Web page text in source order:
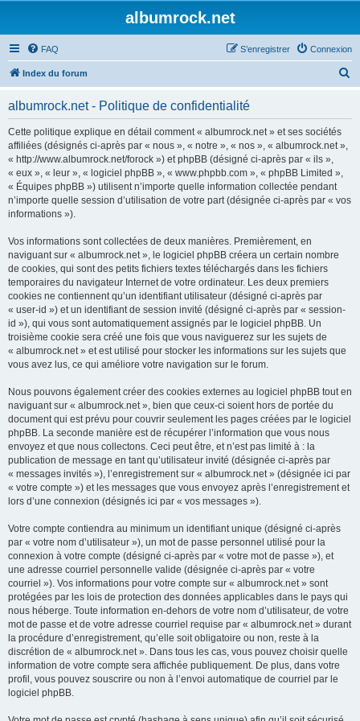
albumrock.net
FAQ Connexion
S’enregistrer
Index du forum
albumrock.net - Politique de confidentialité
Cette politique explique en détail comment « albumrock.net » et ses sociétés
affiliées (désignés ci-après par « nous », « notre », « nos », « albumrock.net »,
« http://www.albumrock.net/forock ») et phpBB (désigné ci-après par « ils »,
« eux », « leur », « logiciel phpBB », « www.phpbb.com », « phpBB Limited »,
« Équipes phpBB ») utilisent n’importe quelle information collectée pendant
n’importe quelle session d’utilisation de votre part (désignée ci-après par « vos
informations »).
Vos informations sont collectées de deux manières. Premièrement, en
naviguant sur « albumrock.net », le logiciel phpBB créera un certain nombre
de cookies, qui sont des petits fichiers textes téléchargés dans les fichiers
temporaires du navigateur Internet de votre ordinateur. Les deux premiers
cookies ne contiennent qu’un identifiant utilisateur (désigné ci-après par
« user-id ») et un identifiant de session invité (désigné ci-après par « session-
id »), qui vous sont automatiquement assignés par le logiciel phpBB. Un
troisième cookie sera créé une fois que vous naviguerez sur les sujets de
« albumrock.net » et est utilisé pour stocker les informations sur les sujets que
vous avez lus, ce qui améliore votre navigation sur le forum.
Nous pouvons également créer des cookies externes au logiciel phpBB tout en
naviguant sur « albumrock.net », bien que ceux-ci soient hors de portée du
document qui est prévu pour couvrir seulement les pages créées par le logiciel
phpBB. La seconde manière est de récupérer l’information que vous nous
envoyez et que nous collectons. Ceci peut être, et n’est pas limité à : la
publication de message en tant qu’utilisateur invité (désignée ci-après par
« messages invités »), l’enregistrement sur « albumrock.net » (désignée ici par
« votre compte ») et les messages que vous envoyez après l’enregistrement et
lors d’une connexion (désignés ici par « vos messages »).
Votre compte contiendra au minimum un identifiant unique (désigné ci-après
par « votre nom d’utilisateur »), un mot de passe personnel utilisé pour la
connexion à votre compte (désigné ci-après par « votre mot de passe »), et
une adresse courriel personnelle valide (désignée ci-après par « votre
courriel »). Vos informations pour votre compte sur « albumrock.net » sont
protégées par les lois de protection des données applicables dans le pays qui
nous héberge. Toute information en-dehors de votre nom d’utilisateur, de votre
mot de passe et de votre adresse courriel requise par « albumrock.net » durant
la procédure d’enregistrement, qu’elle soit obligatoire ou non, reste à la
discrétion de « albumrock.net ». Dans tous les cas, vous pouvez choisir quelle
information de votre compte sera affichée publiquement. De plus, dans votre
profil, vous pouvez souscrire ou non à l’envoi automatique de courriel par le
logiciel phpBB.